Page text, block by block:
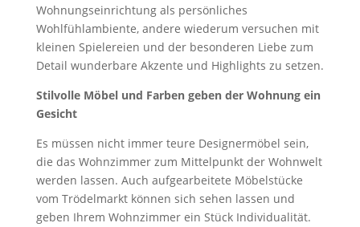
Wohnungseinrichtung als persönliches
Wohlfühlambiente, andere wiederum versuchen mit
kleinen Spielereien und der besonderen Liebe zum
Detail wunderbare Akzente und Highlights zu setzen.
Stilvolle Möbel und Farben geben der Wohnung ein
Gesicht
Es müssen nicht immer teure Designermöbel sein,
die das Wohnzimmer zum Mittelpunkt der Wohnwelt
werden lassen. Auch aufgearbeitete Möbelstücke
vom Trödelmarkt können sich sehen lassen und
geben Ihrem Wohnzimmer ein Stück Individualität.